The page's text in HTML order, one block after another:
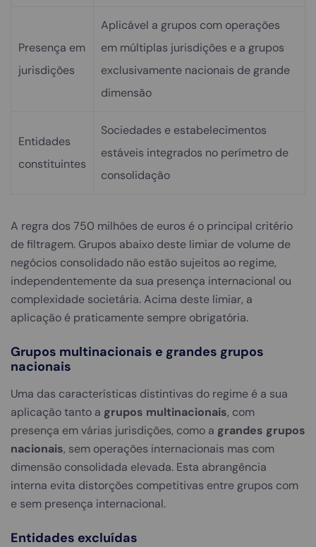
Presença em
jurisdições
Aplicável a grupos com operações
em múltiplas jurisdições e a grupos
exclusivamente nacionais de grande
dimensão
Entidades
constituintes
Sociedades e estabelecimentos
estáveis integrados no perímetro de
consolidação
A regra dos 750 milhões de euros é o principal critério
de filtragem. Grupos abaixo deste limiar de volume de
negócios consolidado não estão sujeitos ao regime,
independentemente da sua presença internacional ou
complexidade societária. Acima deste limiar, a
aplicação é praticamente sempre obrigatória.
Grupos multinacionais e grandes grupos
nacionais
Uma das características distintivas do regime é a sua
aplicação tanto a grupos multinacionais, com
presença em várias jurisdições, como a grandes grupos
nacionais, sem operações internacionais mas com
dimensão consolidada elevada. Esta abrangência
interna evita distorções competitivas entre grupos com
e sem presença internacional.
Entidades excluídas